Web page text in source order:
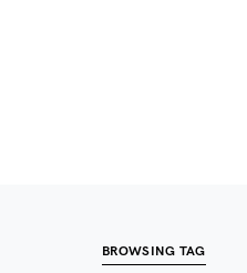
BROWSING TAG